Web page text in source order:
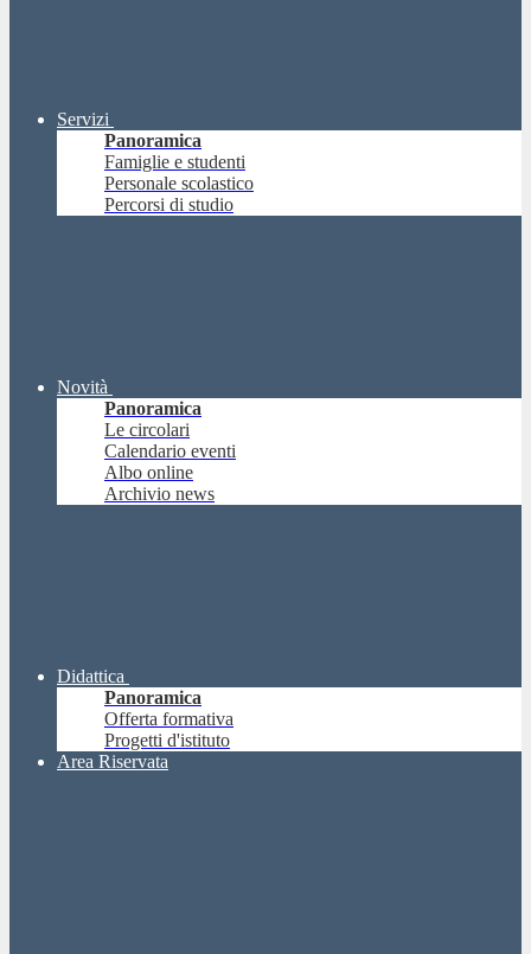
Servizi
Panoramica
Famiglie e studenti
Personale scolastico
Percorsi di studio
Novità
Panoramica
Le circolari
Calendario eventi
Albo online
Archivio news
Didattica
Panoramica
Offerta formativa
Progetti d'istituto
Area Riservata